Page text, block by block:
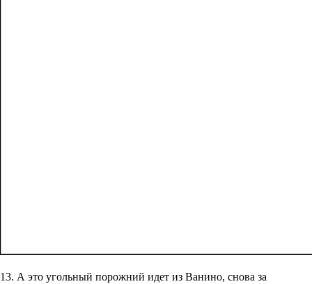
13. А это угольный порожний идет из Ванино, снова за